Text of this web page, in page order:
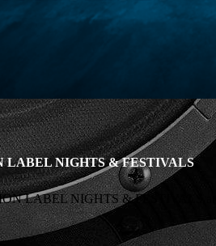
LABEL NIGHTS & FESTIVALS
LABEL NIGHTS & FESTIVALS are